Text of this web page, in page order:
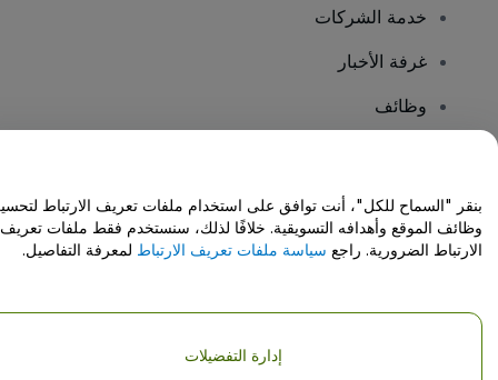
خدمة الشركات
غرفة الأخبار
وظائف
مركز المساعدة / اتصل بنا
حقوق النشر © شركة فياجوجو المحدودة 2026
تفاصيل الشركة
بنقر "السماح للكل"، أنت توافق على استخدام ملفات تعريف الارتباط
وظائف الموقع وأهدافه التسويقية. خلافًا لذلك، سنستخدم فقط ملفات تعريف
الارتباط الضرورية. راجع سياسة ملفات تعريف الارتباط لمعرفة التفاصيل.
إدارة التفضيلات